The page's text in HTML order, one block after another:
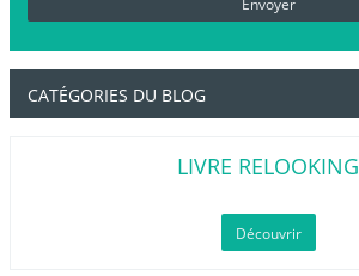
CATÉGORIES DU BLOG
LIVRE RELOOKING
Découvrir